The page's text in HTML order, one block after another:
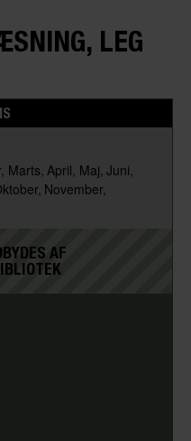
LEG
Marts April Maj Juni
November
AF